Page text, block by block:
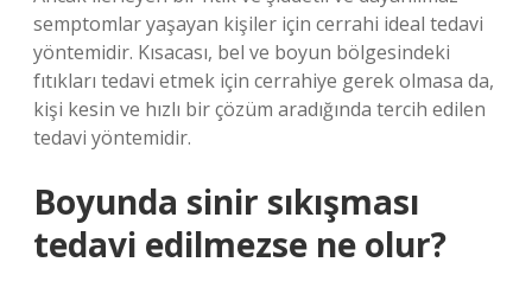
semptomlar yaşayan kişiler için cerrahi ideal tedavi
yöntemidir. Kısacası, bel ve boyun bölgesindeki
fıtıkları tedavi etmek için cerrahiye gerek olmasa da,
kişi kesin ve hızlı bir çözüm aradığında tercih edilen
tedavi yöntemidir.
Boyunda sinir sıkışması
tedavi edilmezse ne olur?